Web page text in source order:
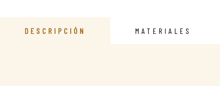
DESCRIPCIÓN MATERIALES